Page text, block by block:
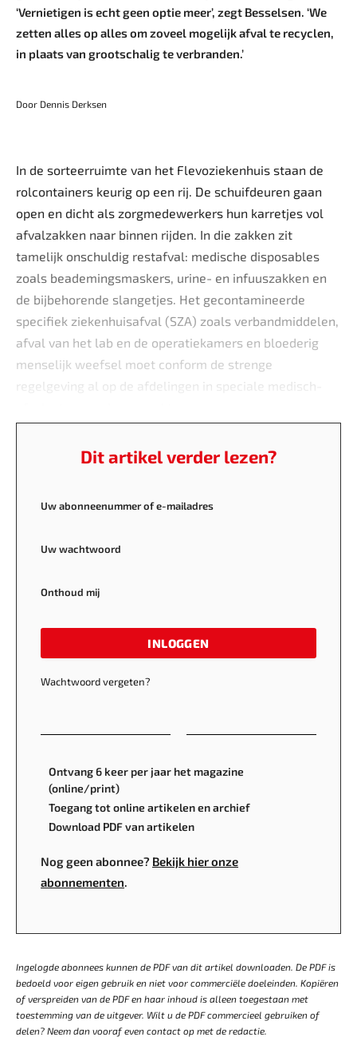
‘Vernietigen is echt geen optie meer’, zegt Besselsen. ‘We
zetten alles op alles om zoveel mogelijk afval te recyclen,
in plaats van grootschalig te verbranden.’
Door Dennis Derksen
In de sorteerruimte van het Flevoziekenhuis staan de
rolcontainers keurig op een rij. De schuifdeuren gaan
open en dicht als zorgmedewerkers hun karretjes vol
afvalzakken naar binnen rijden. In die zakken zit
tamelijk onschuldig restafval: medische disposables
zoals beademingsmaskers, urine- en infuuszakken en
de bijbehorende slangetjes. Het gecontamineerde
specifiek ziekenhuisafval (SZA) zoals verbandmiddelen,
afval van het lab en de operatiekamers en bloederig
menselijk weefsel moet conform de strenge
regelgeving al op de afdelingen in speciale medisch-
Dit artikel verder lezen?
Uw abonneenummer of e-mailadres
Uw wachtwoord
Onthoud mij
INLOGGEN
Wachtwoord vergeten?
Ontvang 6 keer per jaar het magazine
(online/print)
Toegang tot online artikelen en archief
Download PDF van artikelen
Nog geen abonnee? Bekijk hier onze
abonnementen
Ingelogde abonnees kunnen de PDF van dit artikel downloaden. De PDF is
bedoeld voor eigen gebruik en niet voor commerciële doeleinden. Kopiëren
of verspreiden van de PDF en haar inhoud is alleen toegestaan met
toestemming van de uitgever. Wilt u de PDF commercieel gebruiken of
delen? Neem dan vooraf even contact op met de redactie.